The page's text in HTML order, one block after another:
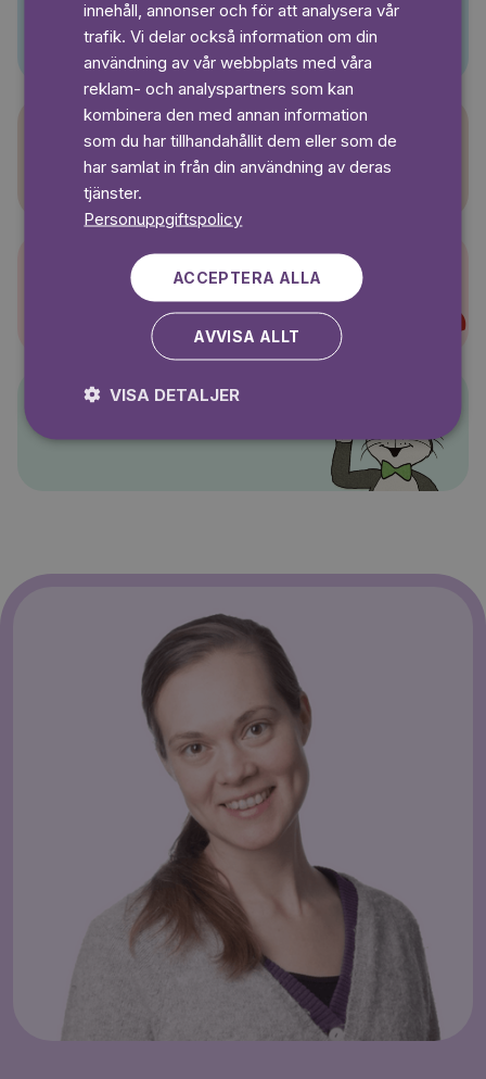
Sagasagor
Super-Charlie
innehåll, annonser och för att analysera vår
trafik. Vi delar också information om din
användning av vår webbplats med våra
reklam- och analyspartners som kan
kombinera den med annan information
som du har tillhandahållit dem eller som de
har samlat in från din användning av deras
tjänster.
Personuppgiftspolicy
ACCEPTERA ALLA
AVVISA ALLT
VISA DETALJER